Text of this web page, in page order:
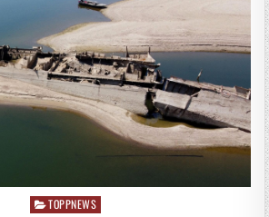
Posted
TOPPNEWS